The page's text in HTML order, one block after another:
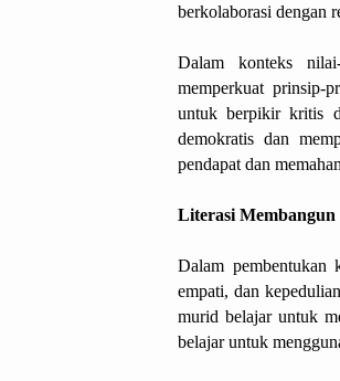
berkolaborasi dengan
Dalam konteks
memperkuat prinsip-
untuk berpikir kritis
demokratis dan
pendapat dan
Literasi
Dalam pembentukan
empati, dan
murid belajar untuk
belajar untuk